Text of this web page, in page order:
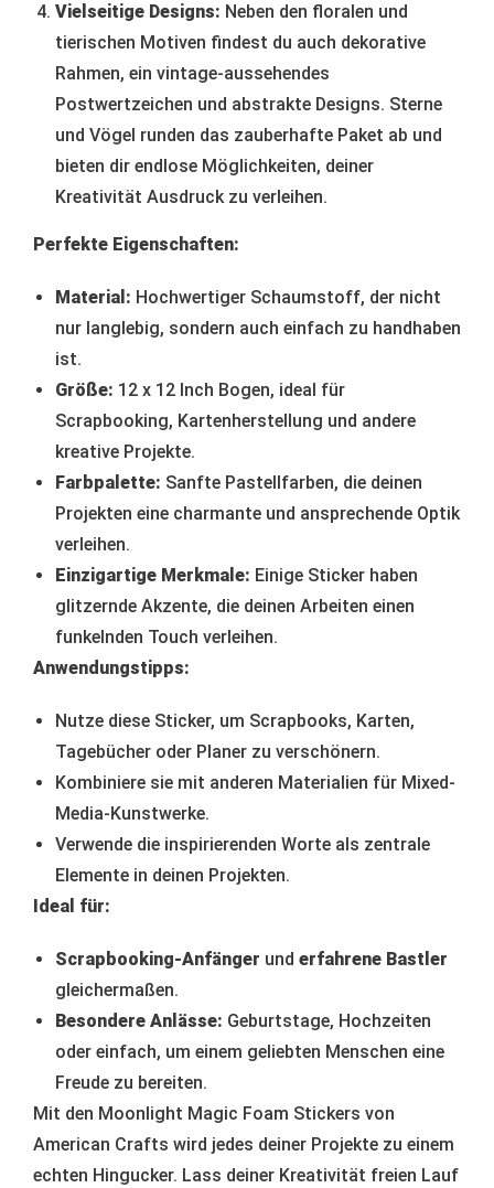
Vielseitige Designs: Neben den floralen und
tierischen Motiven findest du auch dekorative
Rahmen, ein vintage-aussehendes
Postwertzeichen und abstrakte Designs. Sterne
und Vögel runden das zauberhafte Paket ab und
bieten dir endlose Möglichkeiten, deiner
Kreativität Ausdruck zu verleihen.
Perfekte Eigenschaften:
Material: Hochwertiger Schaumstoff, der nicht
nur langlebig, sondern auch einfach zu handhaben
ist.
Größe: 12 x 12 Inch Bogen, ideal für
Scrapbooking, Kartenherstellung und andere
kreative Projekte.
Farbpalette: Sanfte Pastellfarben, die deinen
Projekten eine charmante und ansprechende Optik
verleihen.
Einzigartige Merkmale: Einige Sticker haben
glitzernde Akzente, die deinen Arbeiten einen
funkelnden Touch verleihen.
Anwendungstipps:
Nutze diese Sticker, um Scrapbooks, Karten,
Tagebücher oder Planer zu verschönern.
Kombiniere sie mit anderen Materialien für Mixed-
Media-Kunstwerke.
Verwende die inspirierenden Worte als zentrale
Elemente in deinen Projekten.
Ideal für:
Scrapbooking-Anfänger und erfahrene Bastler
gleichermaßen.
Besondere Anlässe: Geburtstage, Hochzeiten
oder einfach, um einem geliebten Menschen eine
Freude zu bereiten.
Mit den Moonlight Magic Foam Stickers von
American Crafts wird jedes deiner Projekte zu einem
echten Hingucker. Lass deiner Kreativität freien Lauf